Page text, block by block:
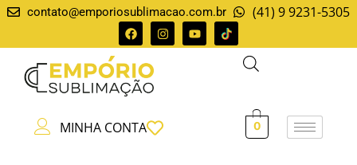
contato@emporiosublimacao.com.br (41) 9 9231-5305
MINHA CONTA 0